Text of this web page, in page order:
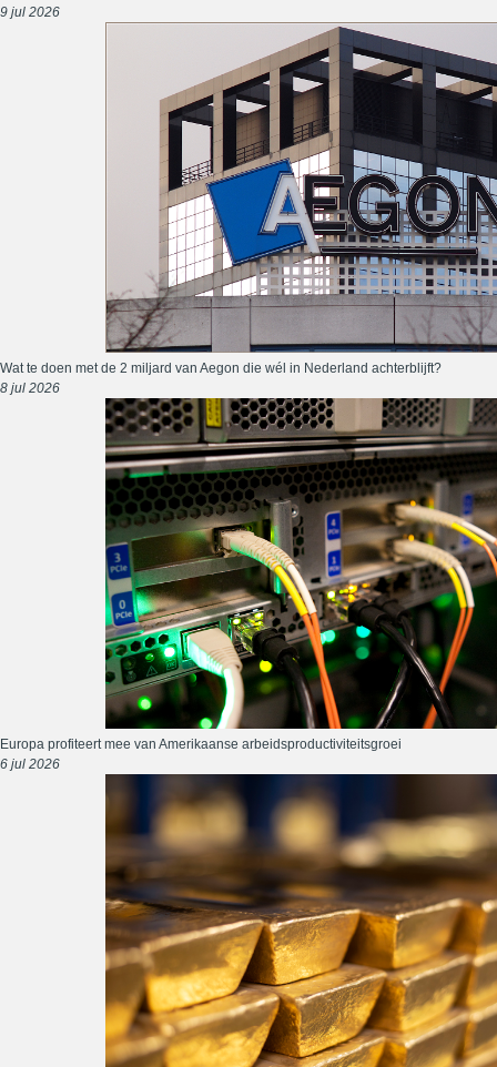
9 jul 2026
Wat te doen met de 2 miljard van Aegon die wél in Nederland achterblijft?
8 jul 2026
Europa profiteert mee van Amerikaanse arbeidsproductiviteitsgroei
6 jul 2026